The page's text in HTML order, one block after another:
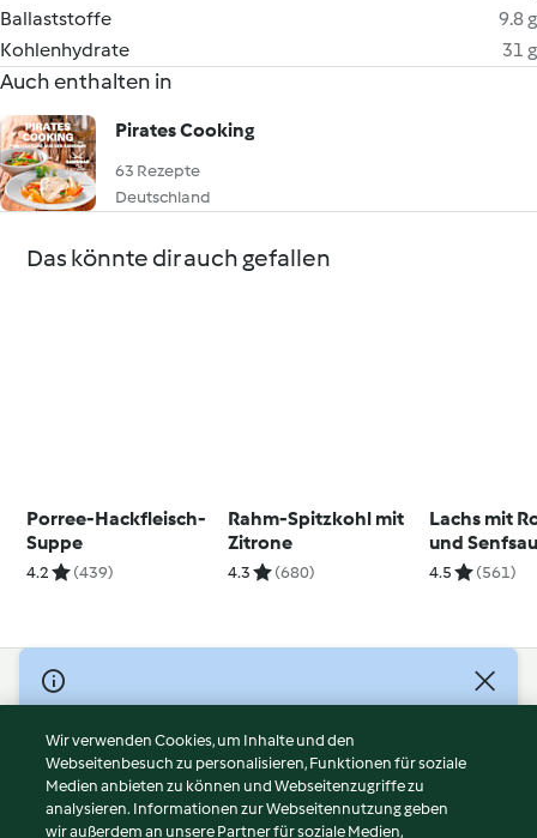
Ballaststoffe
9.8 g
Kohlenhydrate
31 g
Auch enthalten in
Pirates Cooking
63 Rezepte
Deutschland
Das könnte dir auch gefallen
Porree-Hackfleisch-
Suppe
4.2 (439)
Rahm-Spitzkohl mit
Zitrone
4.3 (680)
Lachs mit
und
4.5 (561)
© Copyright 2026
Nutzungsbedingungen
Datenschutzrichtlinien
Disclaimer
Impressum
Wir verwenden Cookies, um Inhalte und den
Webseitenbesuch zu personalisieren, Funktionen für soziale
Medien anbieten zu können und Webseitenzugriffe zu
analysieren. Informationen zur Webseitennutzung geben
wir außerdem an unsere Partner für soziale Medien,